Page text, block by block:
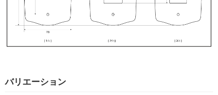
バリエーション